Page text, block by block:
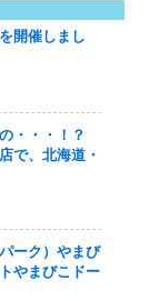
開催しまし
・・・！？
で、北海道・
ーク）やまび
やまびこドー